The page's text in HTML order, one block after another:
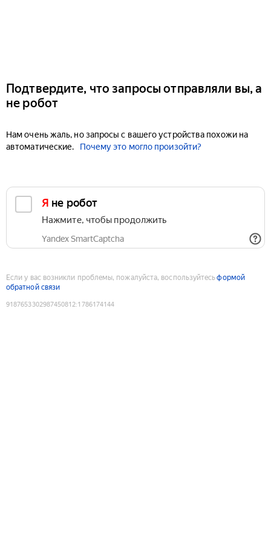
Подтвердите, что запросы отправляли вы, а
не робот
Нам очень жаль, но запросы с вашего устройства похожи на
автоматические.
Почему это могло произойти?
Я не робот
Нажмите, чтобы продолжить
Yandex SmartCaptcha
Если у вас возникли проблемы, пожалуйста, воспользуйтесьформой
обратной связи
9187653302987450812:1786174144